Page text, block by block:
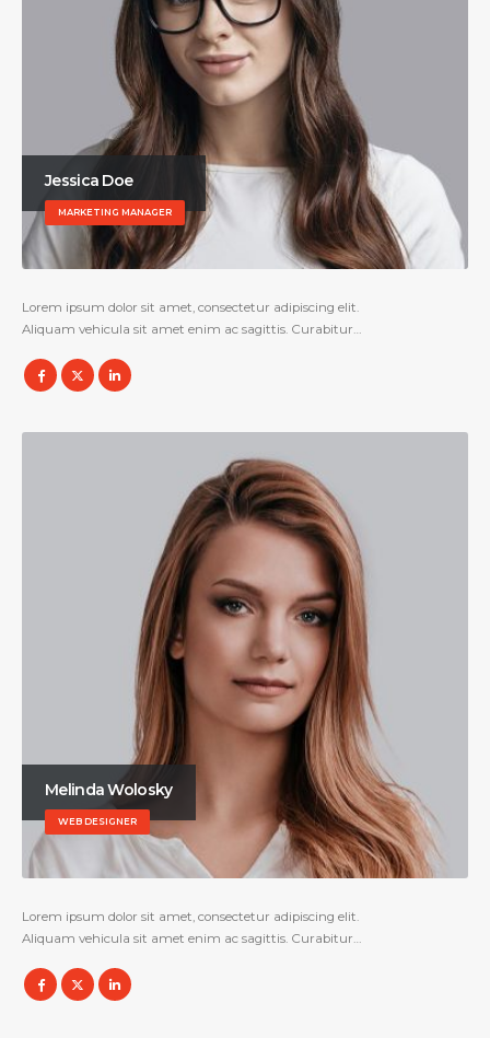
Jessica Doe
MARKETING MANAGER
Lorem ipsum dolor sit amet, consectetur adipiscing elit.
Aliquam vehicula sit amet enim ac sagittis. Curabitur…
Melinda Wolosky
WEB DESIGNER
Lorem ipsum dolor sit amet, consectetur adipiscing elit.
Aliquam vehicula sit amet enim ac sagittis. Curabitur…